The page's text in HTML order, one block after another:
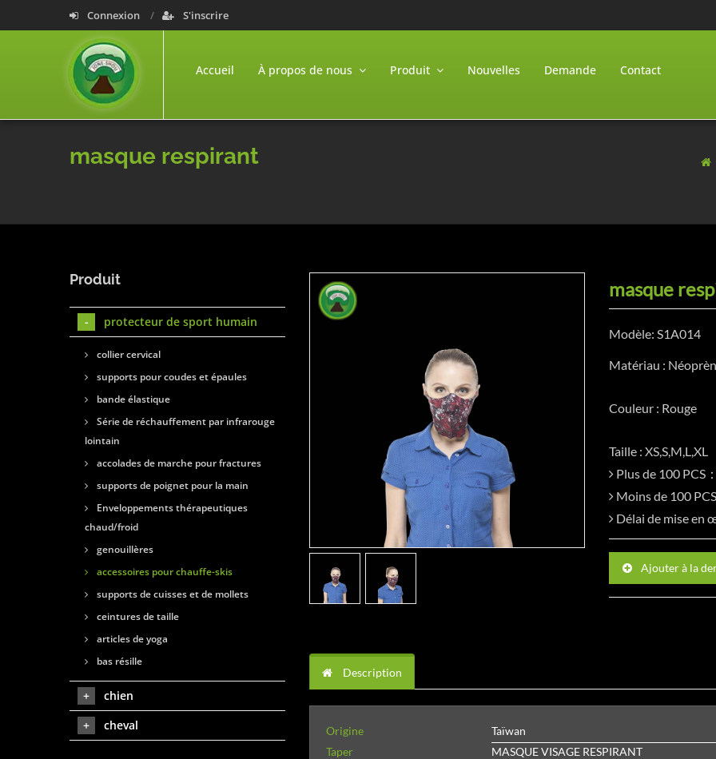
Connexion S'inscrire
Accueil À propos de nous Produit Nouvelles Demande Contact
masque respirant
masque
Modèle: S1A014
Matériau :
Couleur : Rouge
Taille : XS,S,M,L,XL
Plus de 100 PCS
Moins de 100
Délai de mise en
Ajouter à la
Description
Origine
Taïwan
Taper
MASQUE VISAGE RESPIRANT
Produit
protecteur de sport humain
collier cervical
supports pour coudes et épaules
bande élastique
Série de réchauffement par infrarouge
lointain
accolades de marche pour fractures
supports de poignet pour la main
Enveloppements thérapeutiques
chaud/froid
genouillères
accessoires pour chauffe-skis
supports de cuisses et de mollets
ceintures de taille
articles de yoga
bas résille
chien
cheval